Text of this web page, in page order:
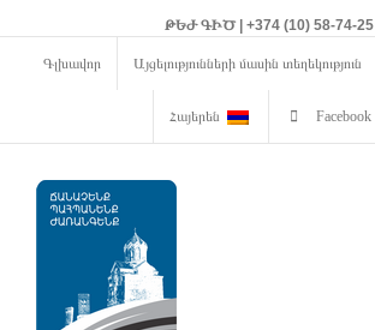
ԹԵԺ ԳԻԾ | +374 (10) 58-74-25
Գլխավոր Այցելությունների մասին տեղեկություն
Հայերեն Facebook